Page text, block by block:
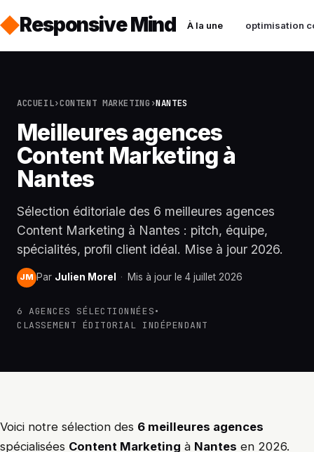
Responsive Mind À la une optimisation
ACCUEIL›CONTENT MARKETING ›NANTES
Meilleures agences
Content Marketing à
Nantes
Sélection éditoriale des 6 meilleures agences
Content Marketing à Nantes : pitch, équipe,
spécialités, profil client idéal. Mise à jour 2026.
JM Par Julien Morel · Mis à jour le 4 juillet 2026
6 AGENCES SÉLECTIONNÉES•
CLASSEMENT ÉDITORIAL INDÉPENDANT
Voici notre sélection des 6 meilleures agences
spécialisées Content Marketing à Nantes en 2026.